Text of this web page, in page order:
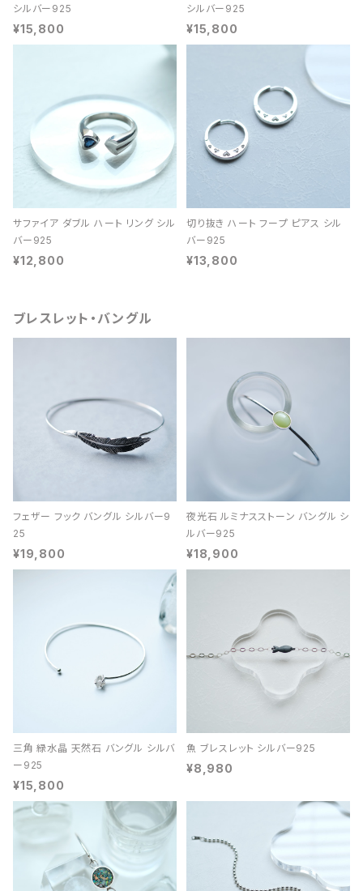
シルバー925
¥15,800
シルバー925
¥15,800
サファイア ダブル ハート リング シル
バー925
¥12,800
切り抜き ハート フープ ピアス シル
バー925
¥13,800
ブレスレット・バングル
フェザー フック バングル シルバー9
25
¥19,800
夜光石 ルミナスストーン バングル シ
ルバー925
¥18,900
三角 緑水晶 天然石 バングル シルバ
ー925
¥15,800
魚 ブレスレット シルバー925
¥8,980